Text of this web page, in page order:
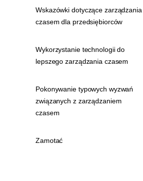
Wskazówki dotyczące zarządzania
czasem dla przedsiębiorców
Wykorzystanie technologii do
lepszego zarządzania czasem
Pokonywanie typowych wyzwań
związanych z zarządzaniem
czasem
Zamotać